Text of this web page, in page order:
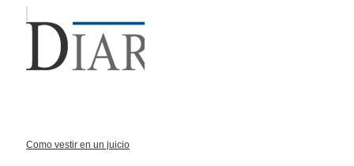
Como vestir en un juicio